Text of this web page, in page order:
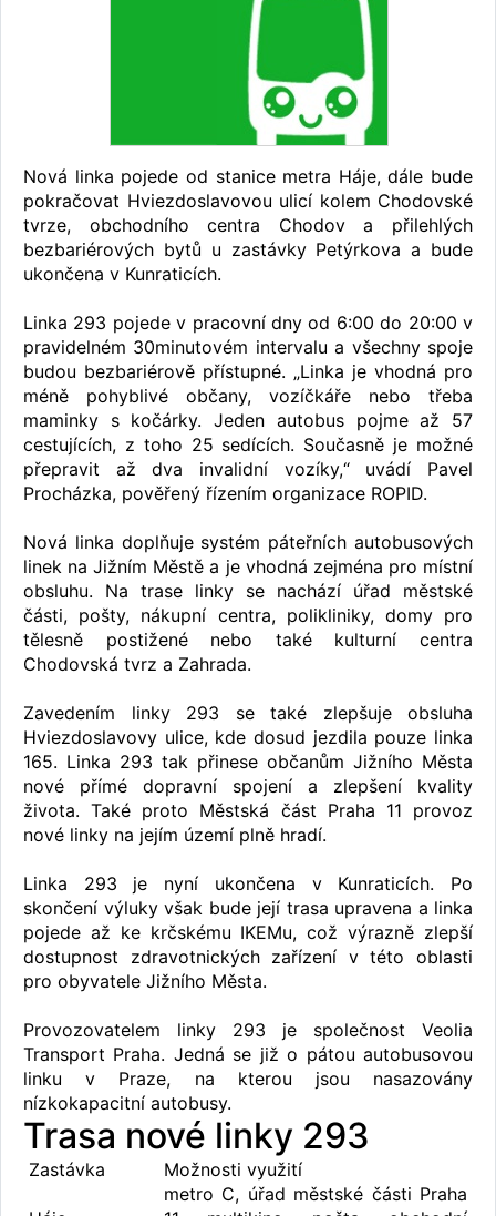
Nová linka pojede od stanice metra Háje, dále bude
pokračovat Hviezdoslavovou ulicí kolem Chodovské
tvrze, obchodního centra Chodov a přilehlých
bezbariérových bytů u zastávky Petýrkova a bude
ukončena v Kunraticích.
Linka 293 pojede v pracovní dny od 6:00 do 20:00 v
pravidelném 30minutovém intervalu a všechny spoje
budou bezbariérově přístupné. „Linka je vhodná pro
méně pohyblivé občany, vozíčkáře nebo třeba
maminky s kočárky. Jeden autobus pojme až 57
cestujících, z toho 25 sedících. Současně je možné
přepravit až dva invalidní vozíky,“ uvádí Pavel
Procházka, pověřený řízením organizace ROPID.
Nová linka doplňuje systém páteřních autobusových
linek na Jižním Městě a je vhodná zejména pro místní
obsluhu. Na trase linky se nachází úřad městské
části, pošty, nákupní centra, polikliniky, domy pro
tělesně postižené nebo také kulturní centra
Chodovská tvrz a Zahrada.
Zavedením linky 293 se také zlepšuje obsluha
Hviezdoslavovy ulice, kde dosud jezdila pouze linka
165. Linka 293 tak přinese občanům Jižního Města
nové přímé dopravní spojení a zlepšení kvality
života. Také proto Městská část Praha 11 provoz
nové linky na jejím území plně hradí.
Linka 293 je nyní ukončena v Kunraticích. Po
skončení výluky však bude její trasa upravena a linka
pojede až ke krčskému IKEMu, což výrazně zlepší
dostupnost zdravotnických zařízení v této oblasti
pro obyvatele Jižního Města.
Provozovatelem linky 293 je společnost Veolia
Transport Praha. Jedná se již o pátou autobusovou
linku v Praze, na kterou jsou nasazovány
nízkokapacitní autobusy.
Trasa nové linky 293
Zastávka Možnosti využití
metro C, úřad městské části Praha